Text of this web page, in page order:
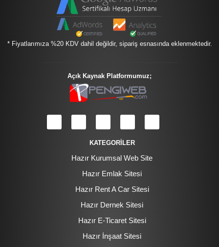
* Fiyatlarımıza %20 KDV dahil değildir, sipariş esnasında eklenmektedir.
Açık Kaynak Platformumuz;
KATEGORİLER
Hazır Kurumsal Web Site
Hazır Emlak Sitesi
Hazır Rent A Car Sitesi
Hazır Dernek Sitesi
Hazır E-Ticaret Sitesi
Hazır İnşaat Sitesi